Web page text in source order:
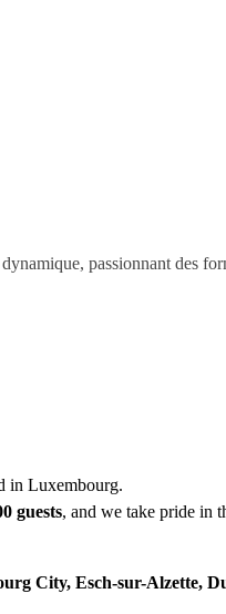
passionnant des
in Luxembourg.
guests, and we take pride in
City, Esch-sur-Alzette,